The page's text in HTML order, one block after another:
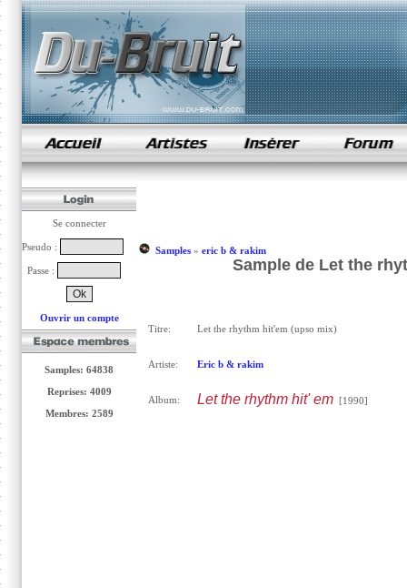
samples de rap
Se connecter
Pseudo :
Passe :
Ouvrir un compte
Samples: 64838
Reprises: 4009
Membres: 2589
Samples» eric b & rakim
Sample de Let the
Titre: Let the rhythm hit'em (upso mix)
Artiste: Eric b & rakim
Album: Let the rhythm hit' em[1990]